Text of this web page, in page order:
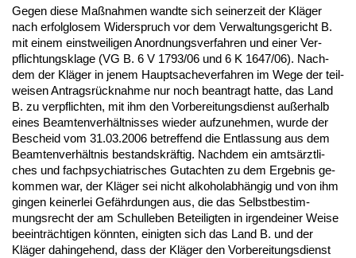
Ge­gen die­se Maßnah­men wand­te sich sei­ner­zeit der Kläger
nach er­folg­lo­sem Wi­der­spruch vor dem Ver­wal­tungs­ge­richt B.
mit ei­nem einst­wei­li­gen An­ord­nungs­ver­fah­ren und ei­ner Ver­
pflich­tungs­kla­ge (VG B. 6 V 1793/06 und 6 K 1647/06). Nach­
dem der Kläger in je­nem Haupt­sa­che­ver­fah­ren im We­ge der teil­
wei­sen An­tragsrück­nah­me nur noch be­an­tragt hat­te, das Land
B. zu ver­pflich­ten, mit ihm den Vor­be­rei­tungs­dienst außer­halb
ei­nes Be­am­ten­verhält­nis­ses wie­der auf­zu­neh­men, wur­de der
Be­scheid vom 31.03.2006 be­tref­fend die Ent­las­sung aus dem
Be­am­ten­verhält­nis be­stands­kräftig. Nach­dem ein amtsärzt­li­
ches und fach­psych­ia­tri­sches Gut­ach­ten zu dem Er­geb­nis ge­
kom­men war, der Kläger sei nicht al­ko­hol­abhängig und von ihm
gin­gen kei­ner­lei Gefähr­dun­gen aus, die das Selbst­be­stim­
mungs­recht der am Schul­le­ben Be­tei­lig­ten in ir­gend­ei­ner Wei­se
be­ein­träch­ti­gen könn­ten, ei­nig­ten sich das Land B. und der
Kläger da­hin­ge­hend, dass der Kläger den Vor­be­rei­tungs­dienst